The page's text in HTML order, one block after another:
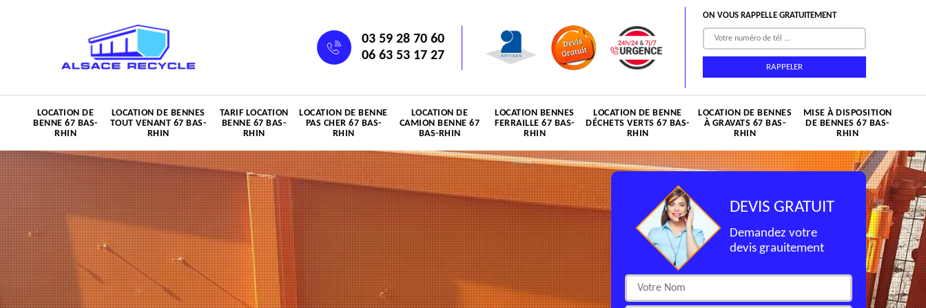
03 59 28 70 60
06 63 53 17 27
ON VOUS RAPPELLE GRATUITEMENT
LOCATION DE
BENNE 67 BAS-
RHIN
LOCATION DE BENNES
TOUT VENANT 67 BAS-
RHIN
TARIF LOCATION
BENNE 67 BAS-
RHIN
LOCATION DE BENNE
PAS CHER 67 BAS-
RHIN
LOCATION DE
CAMION BENNE 67
BAS-RHIN
LOCATION BENNES
FERRAILLE 67 BAS-
RHIN
LOCATION DE BENNE
DÉCHETS VERTS 67 BAS-
RHIN
LOCATION DE BENNES
À GRAVATS 67 BAS-
RHIN
MISE À DISPOSITION
DE BENNES 67 BAS-
RHIN
DEVIS GRATUIT
Demandez votre
devis grauitement